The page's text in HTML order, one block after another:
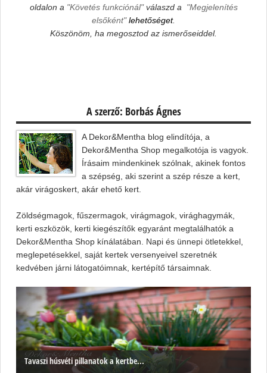
oldalon a "Követés funkciónál"válaszd a "Megjelenítés
elsőként"lehetőséget.
Köszönöm, ha megosztod az ismerőseiddel.
A szerző: Borbás Ágnes
A Dekor&Mentha blog elindítója, a
Dekor&Mentha Shop megalkotója is vagyok.
Írásaim mindenkinek szólnak, akinek fontos
a szépség, aki szerint a szép része a kert,
akár virágoskert, akár ehető kert.
Zöldségmagok, fűszermagok, virágmagok, virághagymák,
kerti eszközök, kerti kiegészítők egyaránt megtalálhatók a
Dekor&Mentha Shop kínálatában. Napi és ünnepi ötletekkel,
meglepetésekkel, saját kertek versenyeivel szeretnék
kedvében járni látogatóimnak, kertépítő társaimnak.
Tavaszi húsvéti pillanatok a kertbe...